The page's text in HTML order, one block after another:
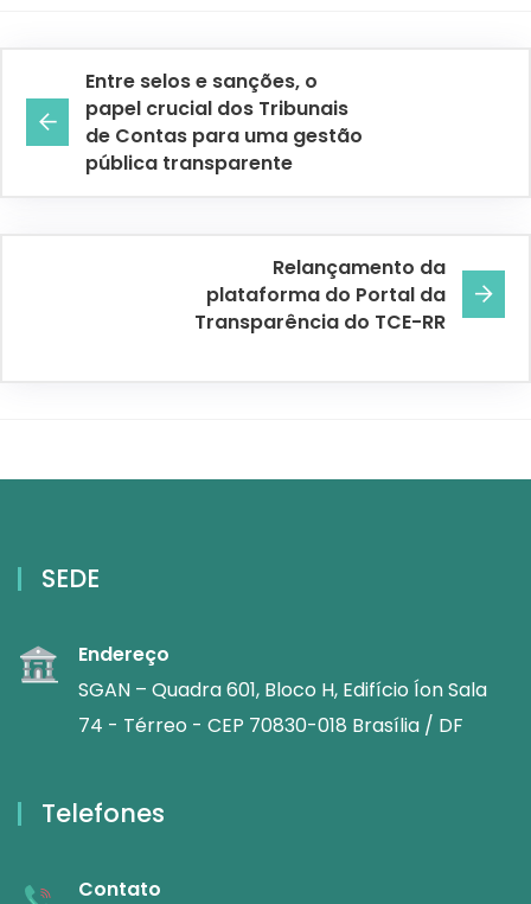
Entre selos e sanções, o
papel crucial dos Tribunais
de Contas para uma gestão
pública transparente
Relançamento da
plataforma do Portal da
Transparência do TCE-RR
SEDE
Endereço
SGAN – Quadra 601, Bloco H, Edifício Íon Sala
74 - Térreo - CEP 70830-018 Brasília / DF
Telefones
Contato